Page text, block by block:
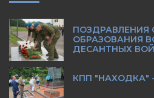
ПОЗДРАВЛЕНИЯ
ОБРАЗОВАНИЯ
ДЕСАНТНЫХ
КПП "НАХОДКА"